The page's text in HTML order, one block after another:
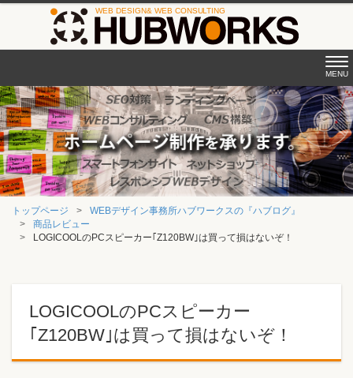
MENU
トップページ
WEBデザイン事務所ハブワークスの『ハブログ』
商品レビュー
LOGICOOLのPCスピーカー｢Z120BW｣は買って損はないぞ！
LOGICOOLのPCスピーカー
｢Z120BW｣は買って損はないぞ！